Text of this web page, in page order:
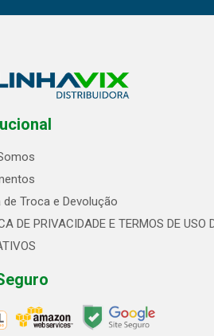
de Troca e Devolução
DE PRIVACIDADE E TERMOS DE USO